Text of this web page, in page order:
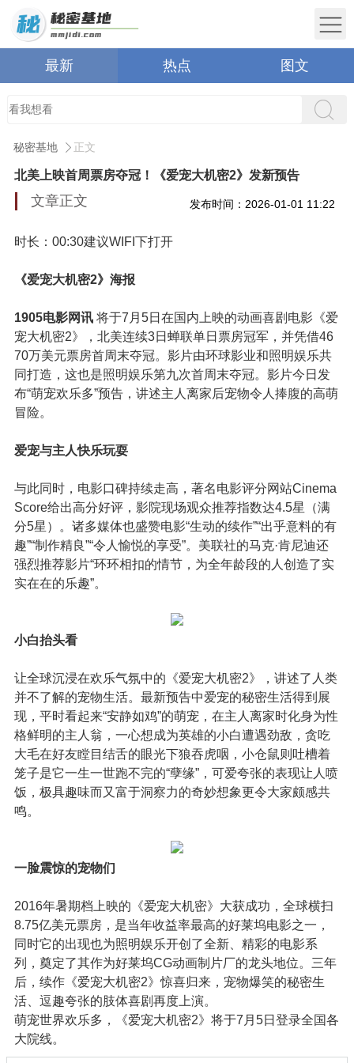
最新 热点 图文
秘密基地 正文
北美上映首周票房夺冠！《爱宠大机密2》发新预告
文章正文 发布时间：2026-01-01 11:22
时长：00:30建议WIFI下打开
《爱宠大机密2》海报
1905电影网讯 将于7月5日在国内上映的动画喜剧电影《爱
宠大机密2》，北美连续3日蝉联单日票房冠军，并凭借46
70万美元票房首周末夺冠。影片由环球影业和照明娱乐共
同打造，这也是照明娱乐第九次首周末夺冠。影片今日发
布“萌宠欢乐多”预告，讲述主人离家后宠物令人捧腹的高萌
冒险。
爱宠与主人快乐玩耍
与此同时，电影口碑持续走高，著名电影评分网站Cinema
Score给出高分好评，影院现场观众推荐指数达4.5星（满
分5星）。诸多媒体也盛赞电影“生动的续作”“出乎意料的有
趣”“制作精良”“令人愉悦的享受”。美联社的马克·肯尼迪还
强烈推荐影片“环环相扣的情节，为全年龄段的人创造了实
实在在的乐趣”。
小白抬头看
让全球沉浸在欢乐气氛中的《爱宠大机密2》，讲述了人类
并不了解的宠物生活。最新预告中爱宠的秘密生活得到展
现，平时看起来“安静如鸡”的萌宠，在主人离家时化身为性
格鲜明的主人翁，一心想成为英雄的小白遭遇劲敌，贪吃
大毛在好友瞠目结舌的眼光下狼吞虎咽，小仓鼠则吐槽着
笼子是它一生一世跑不完的“孽缘”，可爱夸张的表现让人喷
饭，极具趣味而又富于洞察力的奇妙想象更令大家颇感共
鸣。
一脸震惊的宠物们
2016年暑期档上映的《爱宠大机密》大获成功，全球横扫
8.75亿美元票房，是当年收益率最高的好莱坞电影之一，
同时它的出现也为照明娱乐开创了全新、精彩的电影系
列，奠定了其作为好莱坞CG动画制片厂的龙头地位。三年
后，续作《爱宠大机密2》惊喜归来，宠物爆笑的秘密生
活、逗趣夸张的肢体喜剧再度上演。
萌宠世界欢乐多，《爱宠大机密2》将于7月5日登录全国各
大院线。